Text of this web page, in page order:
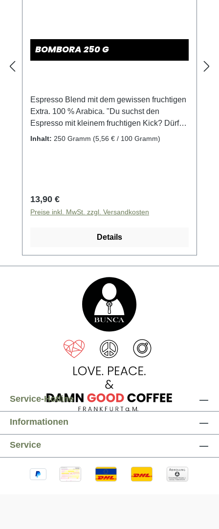
BOMBORA 250 G
Espresso Blend mit dem gewissen fruchtigen
Extra. 100 % Arabica. "Du suchst den
Espresso mit kleinem fruchtigen Kick? Dürfen
wir vorstellen, BOMBORA. Zu den 60 %
praktisch ein Klassiker: dunkle, karamellige
Schokolade mit dem Aroma süßer Kirschen.
und Vollautomaten."
Inhalt: 250 Gramm (5,56 € / 100 Gramm)
Regulärer Preis:
13,90 €
Preise inkl. MwSt. zzgl. Versandkosten
Details
Service-Hotline
Informationen
Service